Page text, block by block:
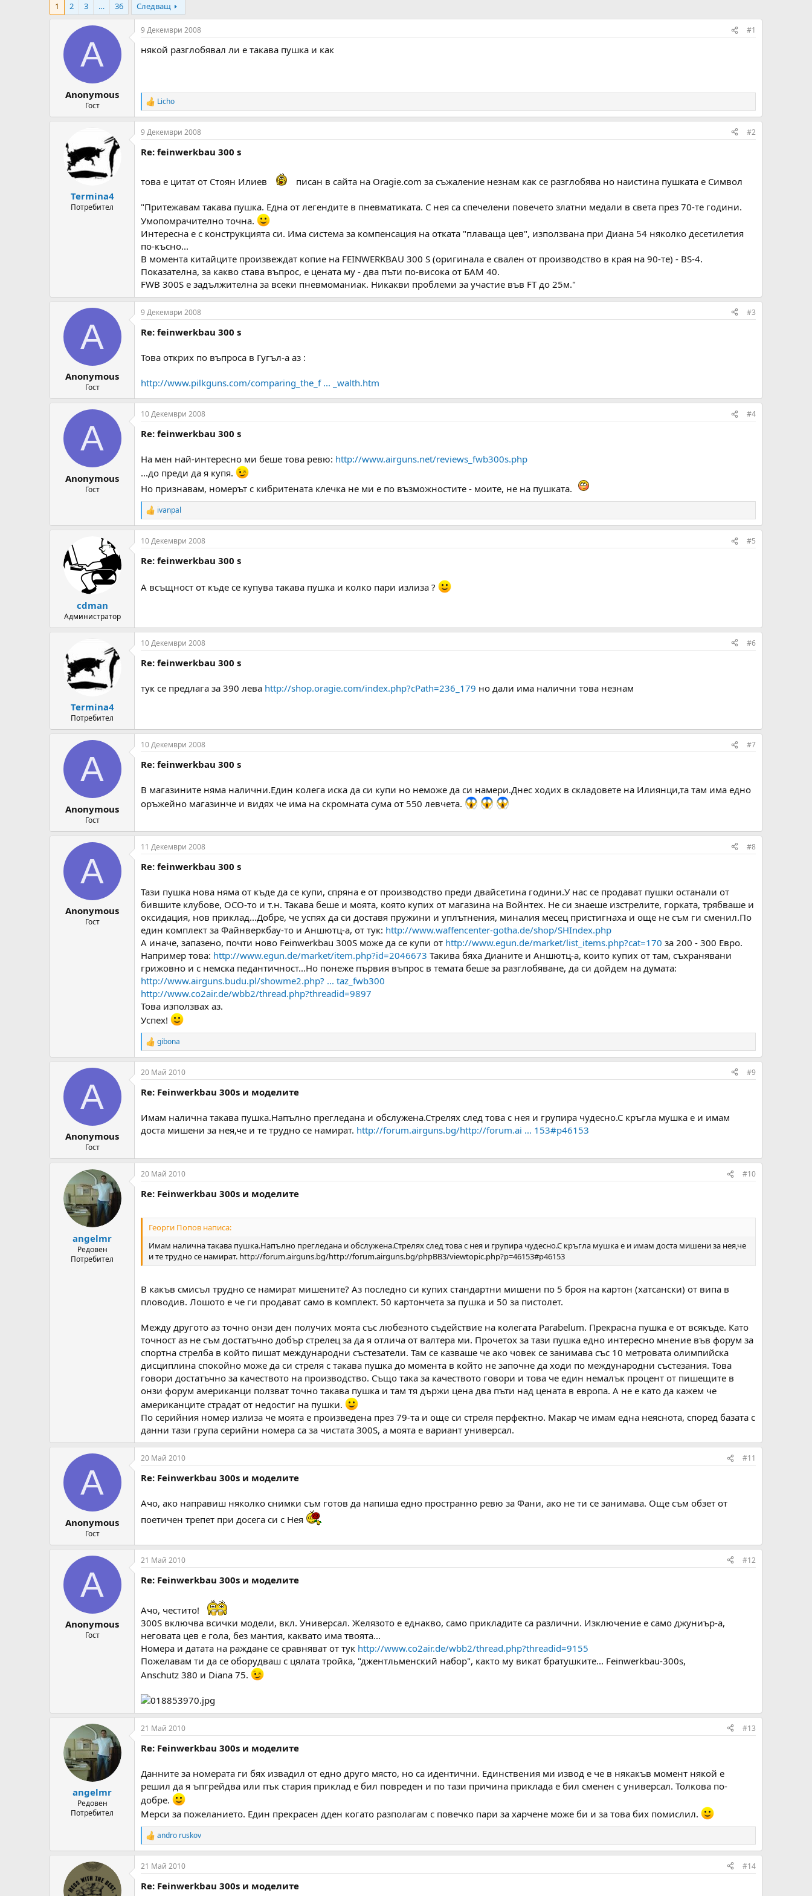
о
а
ч
а
н
а
Д
а
а
1 2 3 … 36 Следващ
A
Anonymous
Гост
9 Декември 2008 #1
някой разглобявал ли е такава пушка и как
R
e
a
c
i
s
Licho
Termina4
Потребител
9 Декември 2008 #2
Re: feinwerkbau 300 s
това е цитат от Стоян Илиев писан в сайта на Oragie.com за съжаление незнам как се разглобява но наистина пушката е Символ
"Притежавам такава пушка. Една от легендите в пневматиката. С нея са спечелени повечето златни медали в света през 70-те години.
Умопомрачително точна.
Интересна е с конструкцията си. Има система за компенсация на отката "плаваща цев", използвана при Диана 54 няколко десетилетия
по-късно...
В момента китайците произвеждат копие на FEINWERKBAU 300 S (оригинала е свален от производство в края на 90-те) - BS-4.
Показателна, за какво става въпрос, е цената му - два пъти по-висока от БАМ 40.
FWB 300S е задължителна за всеки пневмоманиак. Никакви проблеми за участие във FT до 25м."
A
Anonymous
Гост
9 Декември 2008 #3
Re: feinwerkbau 300 s
Това открих по въпроса в Гугъл-а аз :
http://www.pilkguns.com/comparing_the_f ... _walth.htm
A
Anonymous
Гост
10 Декември 2008 #4
Re: feinwerkbau 300 s
На мен най-интересно ми беше това ревю: http://www.airguns.net/reviews_fwb300s.php
...до преди да я купя.
Но признавам, номерът с кибритената клечка не ми е по възможностите - моите, не на пушката.
R
e
a
c
i
s
ivanpal
cdman
Администратор
10 Декември 2008 #5
Re: feinwerkbau 300 s
А всъщност от къде се купува такава пушка и колко пари излиза ?
Termina4
Потребител
10 Декември 2008 #6
Re: feinwerkbau 300 s
тук се предлага за 390 лева http://shop.oragie.com/index.php?cPath=236_179 но дали има налични това незнам
A
Anonymous
Гост
10 Декември 2008 #7
Re: feinwerkbau 300 s
В магазините няма налични.Един колега иска да си купи но неможе да си намери.Днес ходих в складовете на Илиянци,та там има едно
оръжейно магазинче и видях че има на скромната сума от 550 левчета.
A
Anonymous
Гост
11 Декември 2008 #8
Re: feinwerkbau 300 s
Тази пушка нова няма от къде да се купи, спряна е от производство преди двайсетина години.У нас се продават пушки останали от
бившите клубове, ОСО-то и т.н. Такава беше и моята, която купих от магазина на Войнтех. Не си знаеше изстрелите, горката, трябваше и
оксидация, нов приклад...Добре, че успях да си доставя пружини и уплътнения, миналия месец пристигнаха и още не съм ги сменил.По
един комплект за Файнверкбау-то и Аншютц-а, от тук: http://www.waffencenter-gotha.de/shop/SHIndex.php
А иначе, запазено, почти ново Feinwerkbau 300S може да се купи от http://www.egun.de/market/list_items.php?cat=170 за 200 - 300 Евро.
Например това: http://www.egun.de/market/item.php?id=2046673 Такива бяха Дианите и Аншютц-а, които купих от там, съхранявани
грижовно и с немска педантичност...Но понеже първия въпрос в темата беше за разглобяване, да си дойдем на думата:
http://www.airguns.budu.pl/showme2.php? ... taz_fwb300
http://www.co2air.de/wbb2/thread.php?threadid=9897
Това използвах аз.
Успех!
R
e
a
c
i
n
s
:
gibona
A
Anonymous
Гост
20 Май 2010 #9
Re: Feinwerkbau 300s и моделите
Имам налична такава пушка.Напълно прегледана и обслужена.Стрелях след това с нея и групира чудесно.С кръгла мушка е и имам
доста мишени за нея,че и те трудно се намират. http://forum.airguns.bg/http://forum.ai ... 153#p46153
angelmr
Редовен
Потребител
20 Май 2010 #10
Re: Feinwerkbau 300s и моделите
Георги Попов написа:
Имам налична такава пушка.Напълно прегледана и обслужена.Стрелях след това с нея и групира чудесно.С кръгла мушка е и имам доста мишени за нея,че
и те трудно се намират. http://forum.airguns.bg/http://forum.airguns.bg/phpBB3/viewtopic.php?p=46153#p46153
В какъв смисъл трудно се намират мишените? Аз последно си купих стандартни мишени по 5 броя на картон (хатсански) от випа в
пловодив. Лошото е че ги продават само в комплект. 50 картончета за пушка и 50 за пистолет.
Между другото аз точно онзи ден получих моята със любезното съдействие на колегата Parabelum. Прекрасна пушка е от всякъде. Като
точност аз не съм достатъчно добър стрелец за да я отлича от валтера ми. Прочетох за тази пушка едно интересно мнение във форум за
спортна стрелба в който пишат международни състезатели. Там се казваше че ако човек се занимава със 10 метровата олимпийска
дисциплина спокойно може да си стреля с такава пушка до момента в който не започне да ходи по международни състезания. Това
говори достатъчно за качеството на производство. Също така за качеството говори и това че един немалък процент от пишещите в
онзи форум американци ползват точно такава пушка и там тя държи цена два пъти над цената в европа. А не е като да кажем че
американците страдат от недостиг на пушки.
По серийния номер излиза че моята е произведена през 79-та и още си стреля перфектно. Макар че имам една неяснота, според базата с
данни тази група серийни номера са за чистата 300S, а моята е вариант универсал.
A
Anonymous
Гост
20 Май 2010 #11
Re: Feinwerkbau 300s и моделите
Ачо, ако направиш няколко снимки съм готов да напиша едно пространно ревю за Фани, ако не ти се занимава. Още съм обзет от
поетичен трепет при досега си с Нея
A
Anonymous
Гост
21 Май 2010 #12
Re: Feinwerkbau 300s и моделите
Ачо, честито!
300S включва всички модели, вкл. Универсал. Желязото е еднакво, само прикладите са различни. Изключение е само джуниър-а,
неговата цев е гола, без мантия, каквато има твоята...
Номера и датата на раждане се сравняват от тук http://www.co2air.de/wbb2/thread.php?threadid=9155
Пожелавам ти да се оборудваш с цялата тройка, "джентльменский набор", както му викат братушките... Feinwerkbau-300s,
Anschutz 380 и Diana 75.
angelmr
Редовен
Потребител
21 Май 2010 #13
Re: Feinwerkbau 300s и моделите
Данните за номерата ги бях извадил от едно друго място, но са идентични. Единствения ми извод е че в някакъв момент някой е
решил да я ъпгрейдва или пък стария приклад е бил повреден и по тази причина приклада е бил сменен с универсал. Толкова по-
добре.
Мерси за пожеланието. Един прекрасен дден когато разполагам с повечко пари за харчене може би и за това бих помислил.
R
e
a
c
i
andro ruskov
21 Май 2010 #14
Re: Feinwerkbau 300s и моделите